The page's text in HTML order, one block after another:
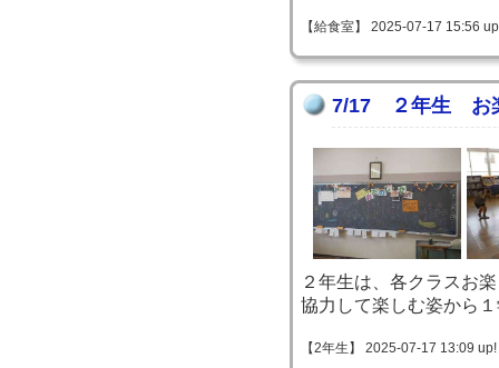
【給食室】 2025-07-17 15:56
7/17 ２年生 お
２年生は、各クラスお
協力して楽しむ姿から
【2年生】 2025-07-17 13:09 up!